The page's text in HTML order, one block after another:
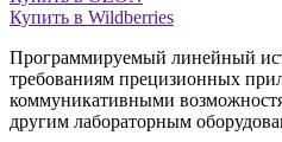
Купить в Wildberries
Программируемый линейный
требованиям прецизионных
коммуникативными
другим лабораторным